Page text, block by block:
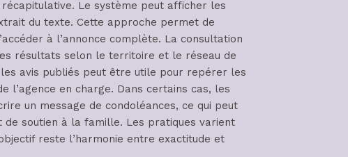
Le système peut afficher les
du texte. Cette approche permet de
à l’annonce complète. La consultation
résultats selon le territoire et le réseau de
avis publiés peut être utile pour repérer les
l’agence en charge. Dans certains cas, les
un message de condoléances, ce qui peut
soutien à la famille. Les pratiques varient
reste l’harmonie entre exactitude et